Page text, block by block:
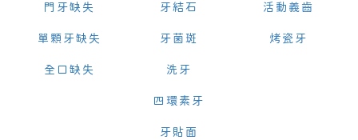
門牙缺失
單顆牙缺失
全口缺失
牙結石
牙菌斑
洗牙
四環素牙
牙貼面
活動義齒
烤瓷牙